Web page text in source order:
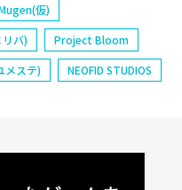
仮)
バ)
Project Bloom
メステ)
NEOFID STUDIOS